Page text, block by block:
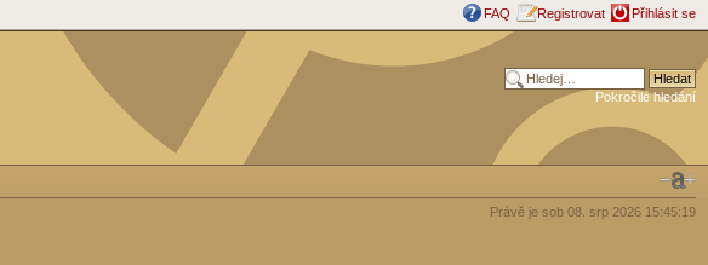
FAQ Registrovat Přihlásit se
Pokročilé hledání
Právě je sob 08. srp 2026 15:45:19